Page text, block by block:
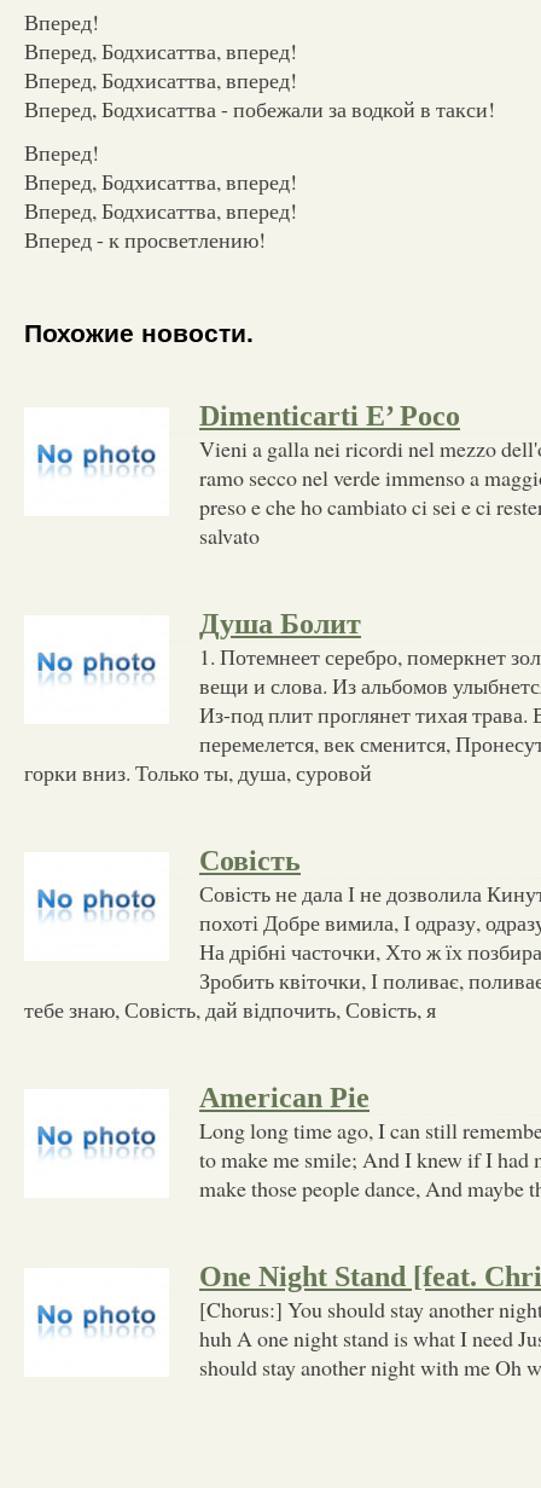
Вперед!
Вперед, Бодхисаттва, вперед!
Вперед, Бодхисаттва, вперед!
Вперед, Бодхисаттва - побежали за водкой в такси!
Вперед!
Вперед, Бодхисаттва, вперед!
Вперед, Бодхисаттва, вперед!
Вперед - к просветлению!
Похожие новости.
Dimenticarti E’ Poco
Vieni a galla nei ricordi nel mezzo
ramo secco nel verde immenso a
preso e che ho cambiato ci sei e ci
salvato
Душа Болит
1. Потемнеет серебро, померкнет
вещи и слова. Из альбомов
Из-под плит проглянет тихая трава.
перемелется, век сменится,
горки вниз. Только ты, душа, суровой
Совість
Совість не дала І не дозволила
похоті Добре вимила, І одразу,
На дрібні часточки, Хто ж їх
Зробить квіточки, І поливає,
тебе знаю, Совість, дай відпочить, Совість, я
American Pie
Long long time ago, I can still
to make me smile; And I knew if I had
make those people dance, And maybe
One Night Stand [feat.
[Chorus:] You should stay another
huh A one night stand is what I need
should stay another night with me Oh